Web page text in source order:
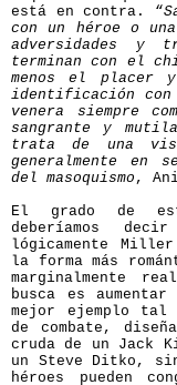
está en contra. “
con un héroe o
adversidades y
terminan con el
menos el placer
identificación
venera siempre
sangrante y
trata de una
generalmente en
del masoquismo ,
El grado de
deberíamos
lógicamente
la forma más
marginalmente
busca es
mejor ejemplo tal
de combate,
cruda de un Jack
un Steve Ditko,
héroes pueden